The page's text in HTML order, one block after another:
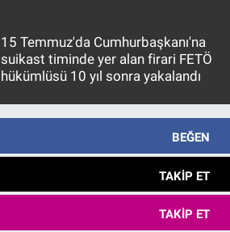
15 Temmuz'da Cumhurbaşkanı'na
suikast timinde yer alan firari FETÖ
hükümlüsü 10 yıl sonra yakalandı
BEĞEN
TAKIP ET
TAKIP ET